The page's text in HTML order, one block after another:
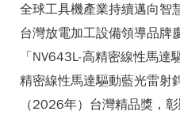
全球工具機產業持續邁向智
台灣放電加工設備領導品牌
「NV643L-高精密線性馬
精密線性馬達驅動藍光雷射
（2026年）台灣精品獎，